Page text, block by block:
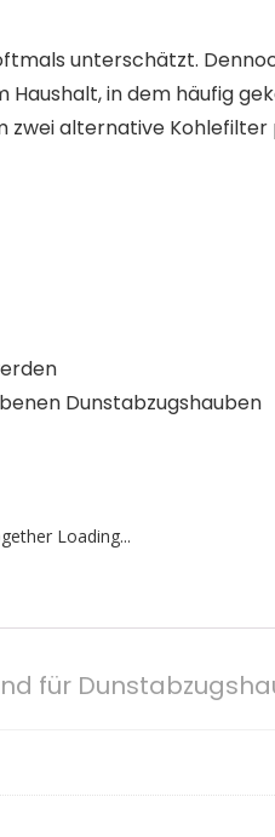
unterschätzt.
in dem häufig
alternative
Dunstabzugshauben
Loading...
für